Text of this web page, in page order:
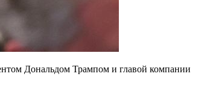
Дональдом Трампом и главой компании